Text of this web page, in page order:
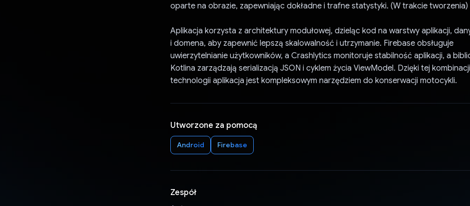
oparte na obrazie, zapewniając dokładne i trafne statystyki. (W trakcie tworzenia)
Aplikacja korzysta z architektury modułowej, dzieląc kod na warstwy aplikacji,
i domena, aby zapewnić lepszą skalowalność i utrzymanie. Firebase obsługuje
uwierzytelnianie użytkowników, a Crashlytics monitoruje stabilność aplikacji, a
Kotlina zarządzają serializacją JSON i cyklem życia ViewModel. Dzięki tej kombinacji
technologii aplikacja jest kompleksowym narzędziem do konserwacji motocykli.
Utworzone za pomocą
Android Firebase
Zespół